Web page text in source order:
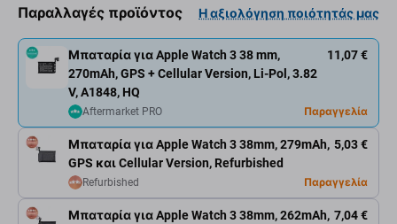
Παραλλαγές προϊόντος Η αξιολόγηση ποιότητάς μας
Μπαταρία για Apple Watch 3 38mm, 279mAh,
GPS και Cellular Version, Refurbished
5,03 €
Refurbished Παραγγελία
Μπαταρία για Apple Watch 3 38mm, 262mAh, 7,04 €
Μπαταρία για Apple Watch 3 38 mm,
270mAh, GPS + Cellular Version, Li-Pol, 3.82
V, A1848, HQ
11,07 €
Aftermarket PRO Παραγγελία